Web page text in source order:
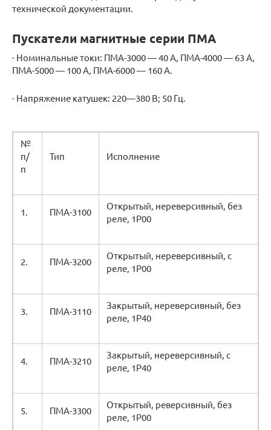
технической документации.
Пускатели магнитные серии ПМА
· Номинальные токи: ПМА-3000 — 40 А, ПМА-4000 — 63 А,
ПМА-5000 — 100 А, ПМА-6000 — 160 А.
· Напряжение катушек: 220—380 В; 50 Гц.
№
п/
п
Тип Исполнение
1. ПМА-3100
Открытый, нереверсивный, без
реле, 1Р00
2. ПМА-3200
Открытый, нереверсивный, с
реле, 1Р00
3. ПМА-3110
Закрытый, нереверсивный, без
реле, 1Р40
4. ПМА-3210
Закрытый, нереверсивный, с
реле, 1Р40
5. ПМА-3300
Открытый, реверсивный, без
реле, 1Р00